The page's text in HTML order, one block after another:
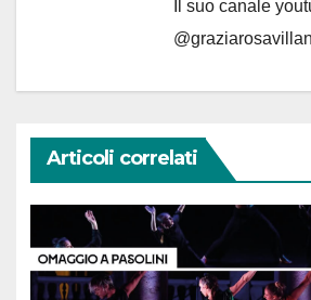
Il suo canale
Articoli correlati